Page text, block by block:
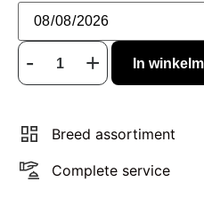
In
Breed assortiment
Complete service